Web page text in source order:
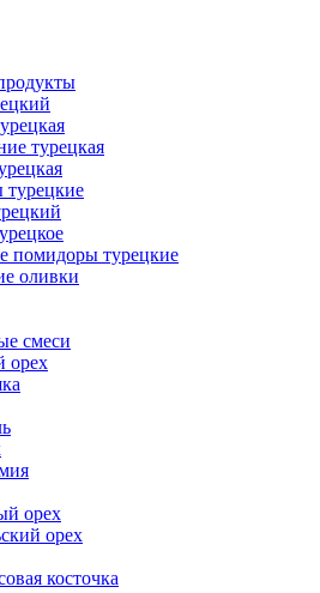
турецкая
помидоры турецкие
оливки
смеси
орех
орех
орех
косточка